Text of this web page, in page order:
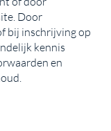
Door
bij inschrijving op
kennis
en